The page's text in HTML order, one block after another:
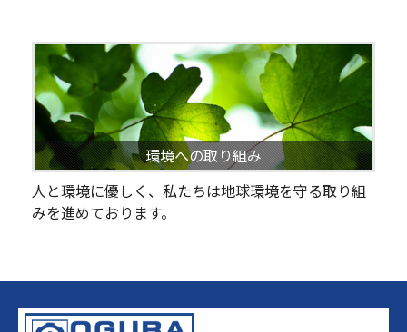
環境への取り組み
人と環境に優しく、私たちは地球環境を守る取り組
みを進めております。